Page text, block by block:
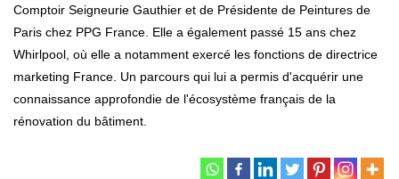
Comptoir Seigneurie Gauthier et de Présidente de Peintures de
Paris chez PPG France. Elle a également passé 15 ans chez
Whirlpool, où elle a notamment exercé les fonctions de directrice
marketing France. Un parcours qui lui a permis d'acquérir une
connaissance approfondie de l'écosystème français de la
rénovation du bâtiment.